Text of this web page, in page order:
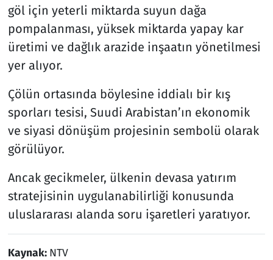
göl için yeterli miktarda suyun dağa
pompalanması, yüksek miktarda yapay kar
üretimi ve dağlık arazide inşaatın yönetilmesi
yer alıyor.
Çölün ortasında böylesine iddialı bir kış
sporları tesisi, Suudi Arabistan’ın ekonomik
ve siyasi dönüşüm projesinin sembolü olarak
görülüyor.
Ancak gecikmeler, ülkenin devasa yatırım
stratejisinin uygulanabilirliği konusunda
uluslararası alanda soru işaretleri yaratıyor.
Kaynak: NTV